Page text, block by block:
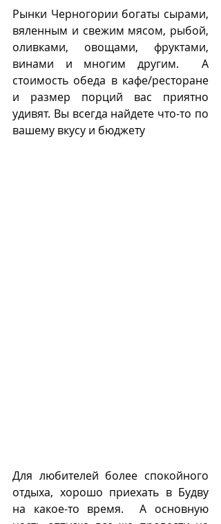
Рынки Черногории богаты сырами,
вяленным и свежим мясом, рыбой,
оливками, овощами, фруктами,
винами и многим другим.  А
стоимость обеда в кафе/ресторане
и размер порций вас приятно
удивят. Вы всегда найдете что-то по
вашему вкусу и бюджету
Для любителей более спокойного
отдыха, хорошо приехать в Будву
на какое-то время.  А основную